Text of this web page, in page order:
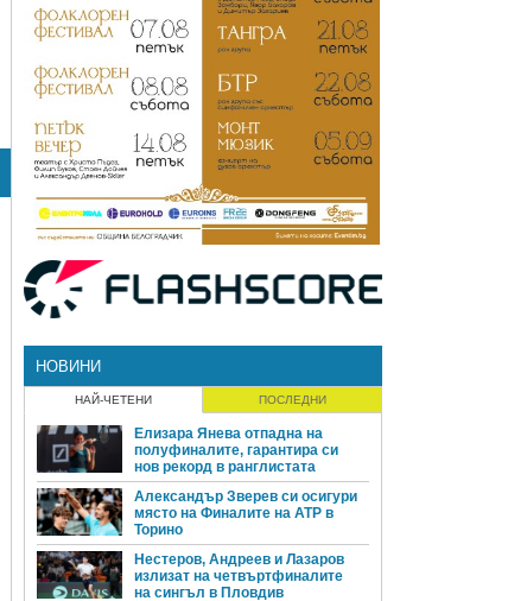
НОВИНИ
НАЙ-ЧЕТЕНИ ПОСЛЕДНИ
Елизара Янева отпадна на
полуфиналите, гарантира си
нов рекорд в ранглистата
Александър Зверев си осигури
място на Финалите на ATP в
Торино
Нестеров, Андреев и Лазаров
излизат на четвъртфиналите
на сингъл в Пловдив